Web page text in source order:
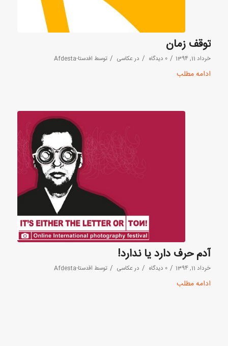
توقف زمان
خرداد 11, 1394 / 0 دیدگاه / درعکاسی / توسط افدستا-Afdesta
ادامه مطلب
آدم حرف دارد یا ندارد!
خرداد 11, 1394 / 0 دیدگاه / در عکاسی / توسط افدستا-Afdesta
ادامه مطلب